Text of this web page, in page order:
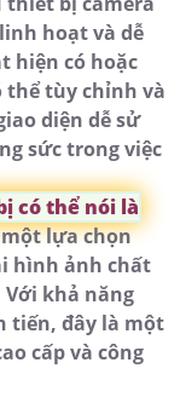
hoạt và dễ
hiện có hoặc
thể tùy chỉnh và
diện dễ sử
sức trong việc
có thể nói là
một lựa chọn
hình ảnh chất
khả năng
tiến, đây là một
cấp và công